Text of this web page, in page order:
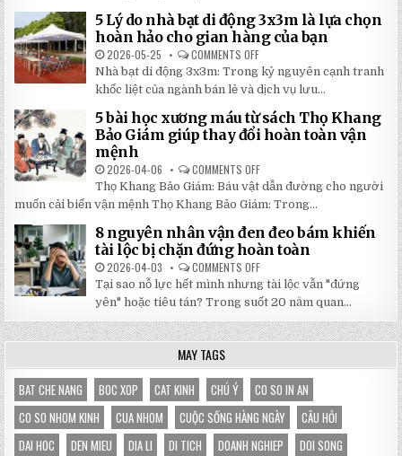
RẺ
TẠI
NHẬT
ĐÔNG
SINH
100
TRANG
MỚI
2026:
GIẢM
GIÁ
SỐ
TẬN
GỐC
TẠI
NHẬT
5 Lý do nhà bạt di động 3x3m là lựa chọn
hoàn hảo cho gian hàng của bạn
2026-05-25 COMMENTS OFF
5
LÝ
DO
NHÀ
BẠT
DI
ĐỘNG
3X3M
LỰA
HOÀN
HẢO
CHO
HÀNG
CỦA
BẠN
Nhà bạt di động 3x3m: Trong kỷ nguyên cạnh tranh
khốc liệt của ngành bán lẻ và dịch vụ lưu...
5 bài học xương máu từ sách Thọ Khang
Bảo Giám giúp thay đổi hoàn toàn vận
mệnh
2026-04-06 COMMENTS OFF
5
BÀI
HỌC
XƯƠNG
MÁU
TỪ
SÁCH
THỌ
BẢO
GIÁM
GIÚP
THAY
ĐỔI
HOÀN
TOÀN
Thọ Khang Bảo Giám: Báu vật dẫn đường cho người
muốn cải biến vận mệnh Thọ Khang Bảo Giám: Trong...
8 nguyên nhân vận đen đeo bám khiến
tài lộc bị chặn đứng hoàn toàn
2026-04-03 COMMENTS OFF
8
NGUYÊN
NHÂN
VẬN
ĐEN
ĐEO
BÁM
TÀI
LỘC
BỊ
CHẶN
ĐỨNG
HOÀN
TOÀN
Tại sao nỗ lực hết mình nhưng tài lộc vẫn "đứng
yên" hoặc tiêu tán? Trong suốt 20 năm quan...
MAY TAGS
BAT CHE NANG BOC XOP CAT KINH CHÚ Ý
CO SO IN AN
CO SO NHOM KINH
CUA NHOM CUỘC SỐNG HÀNG NGÀY
CÂU HỎI
DAI HOC
DEN MIEU DIA LI DI TICH DOANH NGHIEP
DOI SONG